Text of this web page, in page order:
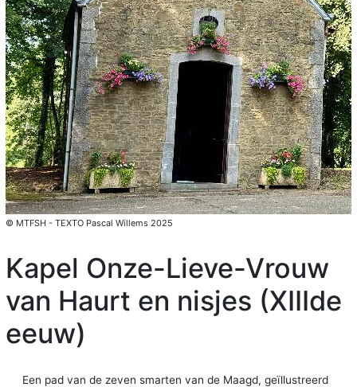
© MTFSH - TEXTO Pascal Willems 2025
Kapel Onze-Lieve-Vrouw
van Haurt en nisjes (XIIIde
eeuw)
Een pad van de zeven smarten van de Maagd, geïllustreerd